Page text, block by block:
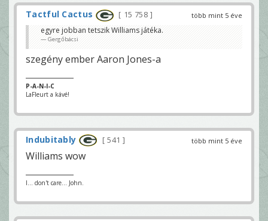
több mint 5 éve
Tactful Cactus
15 758
egyre jobban tetszik Williams játéka.
Gergőbácsi
szegény ember Aaron Jones-a
P-A-N-I-C
LaFleurt a kávé!
több mint 5 éve
Indubitably 541
Williams wow
I... don't care... John.